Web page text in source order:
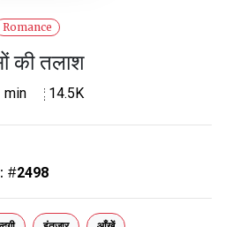
Romance
की तलाश
min 14.5K
#2498